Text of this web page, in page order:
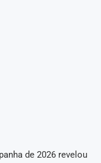
de 2026 revelou